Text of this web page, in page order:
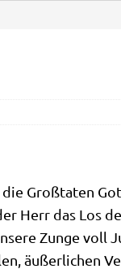
Groß­ta­ten
Herr das Los
Zun­ge voll
äußer­li­chen